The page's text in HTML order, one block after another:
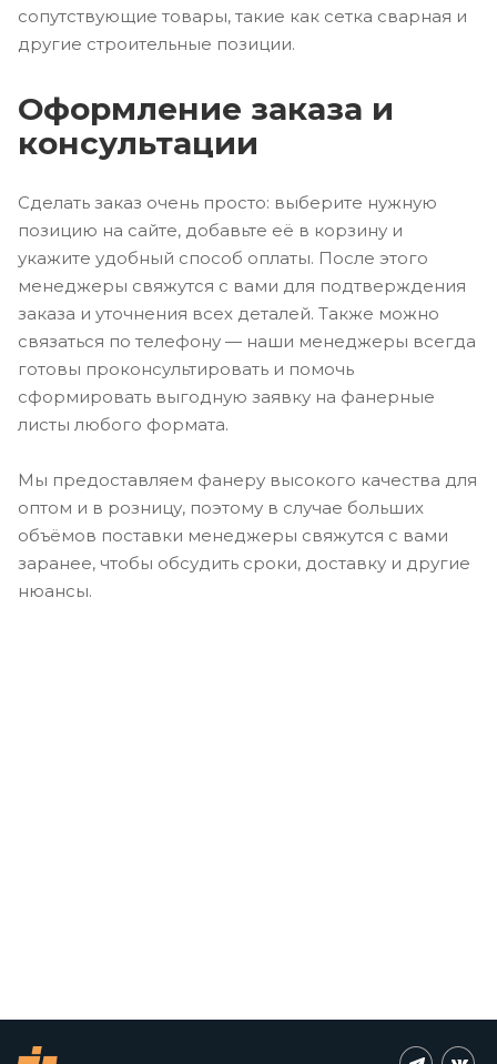
сопутствующие товары, такие как сетка сварная и
другие строительные позиции.
Оформление заказа и
консультации
Сделать заказ очень просто: выберите нужную
позицию на сайте, добавьте её в корзину и
укажите удобный способ оплаты. После этого
менеджеры свяжутся с вами для подтверждения
заказа и уточнения всех деталей. Также можно
связаться по телефону — наши менеджеры всегда
готовы проконсультировать и помочь
сформировать выгодную заявку на фанерные
листы любого формата.
Мы предоставляем фанеру высокого качества для
оптом и в розницу, поэтому в случае больших
объёмов поставки менеджеры свяжутся с вами
заранее, чтобы обсудить сроки, доставку и другие
нюансы.